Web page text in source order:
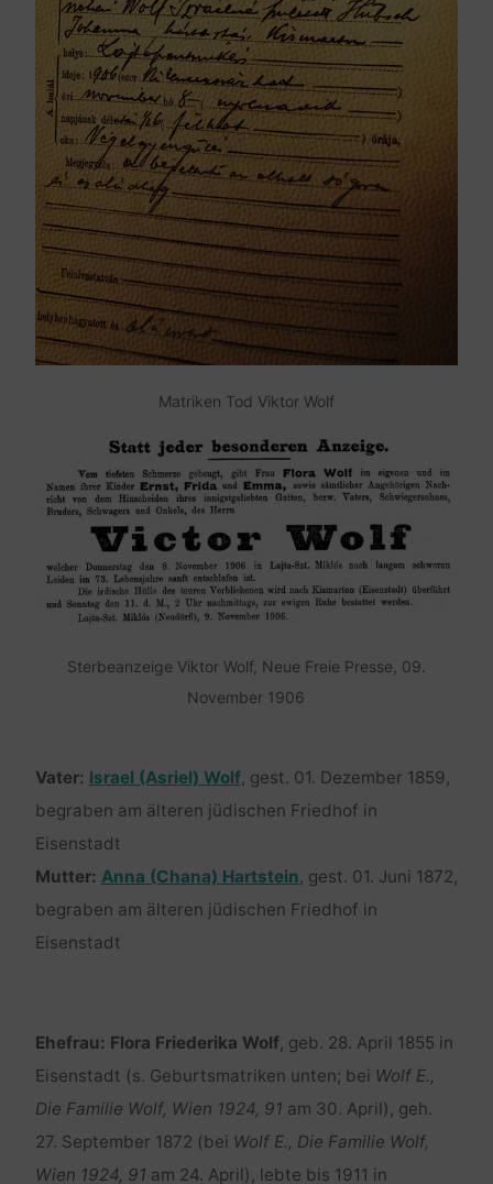
Matriken Tod Viktor Wolf
Sterbeanzeige Viktor Wolf, Neue Freie Presse, 09.
November 1906
Vater: Israel (Asriel) Wolf, gest. 01. Dezember 1859,
begraben am älteren jüdischen Friedhof in
Eisenstadt
Mutter: Anna (Chana) Hartstein, gest. 01. Juni 1872,
begraben am älteren jüdischen Friedhof in
Eisenstadt
Ehefrau: Flora Friederika Wolf, geb. 28. April 1855 in
Eisenstadt (s. Geburtsmatriken unten; bei Wolf E.,
Die Familie Wolf, Wien 1924, 91 am 30. April), geh.
27. September 1872 (bei Wolf E., Die Familie Wolf,
Wien 1924, 91 am 24. April), lebte bis 1911 in